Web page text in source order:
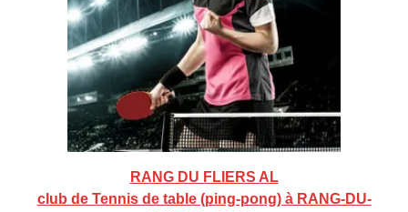
RANG DU FLIERS AL
club de Tennis de table (ping-pong) à RANG-DU-